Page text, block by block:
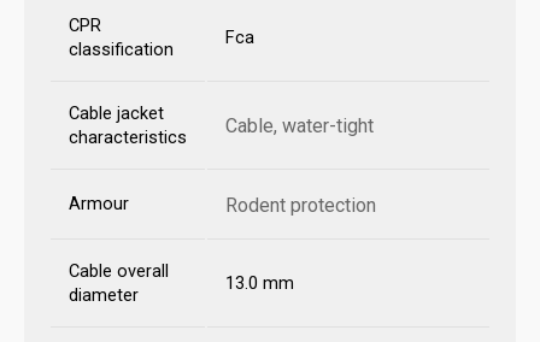
CPR
classification
Fca
Cable jacket
characteristics
Cable, water-tight
Armour Rodent protection
Cable overall
diameter
13.0 mm